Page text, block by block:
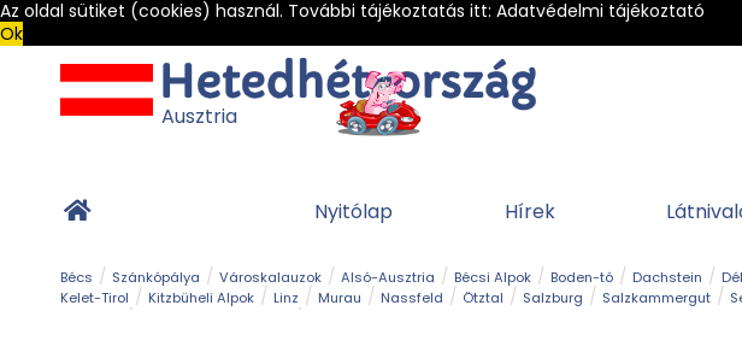
Az oldal sütiket (cookies) használ. További tájékoztatás itt: Adatvédelmi tájékoztató
Ok
Ausztria
Nyitólap Hírek
Bécs Szánkópálya Városkalauzok Alsó-Ausztria Bécsi Alpok Boden-tó Dachstein
Kelet-Tirol
Kitzbüheli Alpok Linz Murau Nassfeld Ötztal Salzburg Salzkammergut